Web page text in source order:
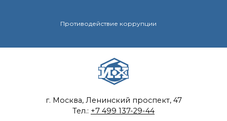
Противодействие коррупции
г. Москва, Ленинский проспект, 47
Тел.: +7 499 137-29-44